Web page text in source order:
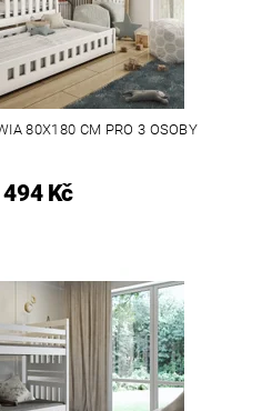
80X180 CM PRO 3 OSOBY
Kč